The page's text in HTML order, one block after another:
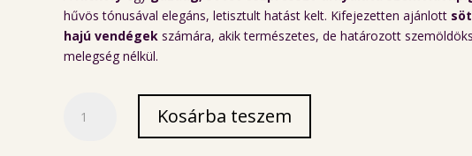
hűvös tónusával elegáns, letisztult hatást kelt. Kifejezetten ajánlott
hajú vendégek számára, akik természetes, de határozott
melegség nélkül.
brow
Kosárba teszem